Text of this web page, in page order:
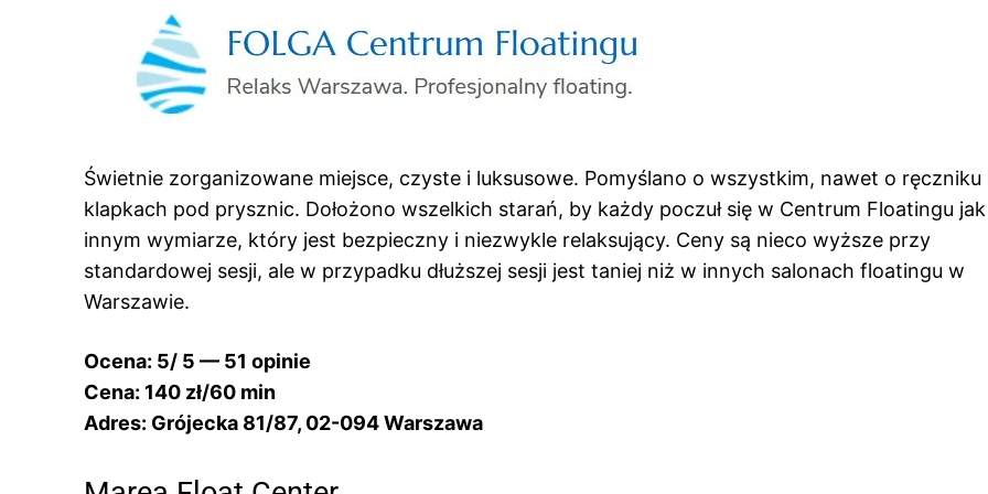
Świetnie zorganizowane miejsce, czyste i luksusowe. Pomyślano o wszystkim, nawet o ręczniku
klapkach pod prysznic. Dołożono wszelkich starań, by każdy poczuł się w Centrum Floatingu
innym wymiarze, który jest bezpieczny i niezwykle relaksujący. Ceny są nieco wyższe przy
standardowej sesji, ale w przypadku dłuższej sesji jest taniej niż w innych salonach floatingu w
Warszawie.
Ocena: 5/ 5 — 51 opinie
Cena: 140 zł/60 min
Adres: Grójecka 81/87, 02-094 Warszawa